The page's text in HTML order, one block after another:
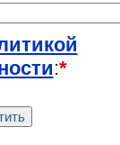
:*